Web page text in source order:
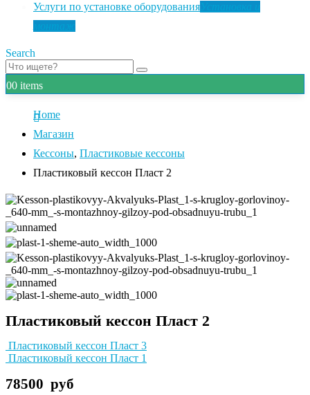
Услуги по установке оборудования
Search
00 items
Home
Магазин
Кессоны, Пластиковые кессоны
Пластиковый кессон Пласт 2
Пластиковый кессон Пласт 2
Пластиковый кессон Пласт 3
Пластиковый кессон Пласт 1
78500 руб